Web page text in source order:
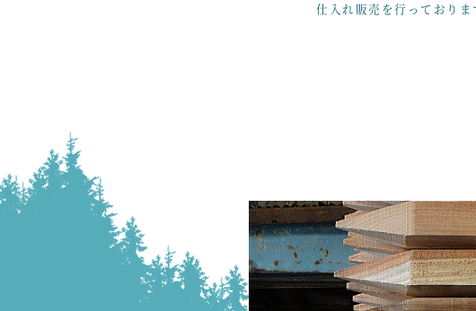
仕入れ販売を行っておりま